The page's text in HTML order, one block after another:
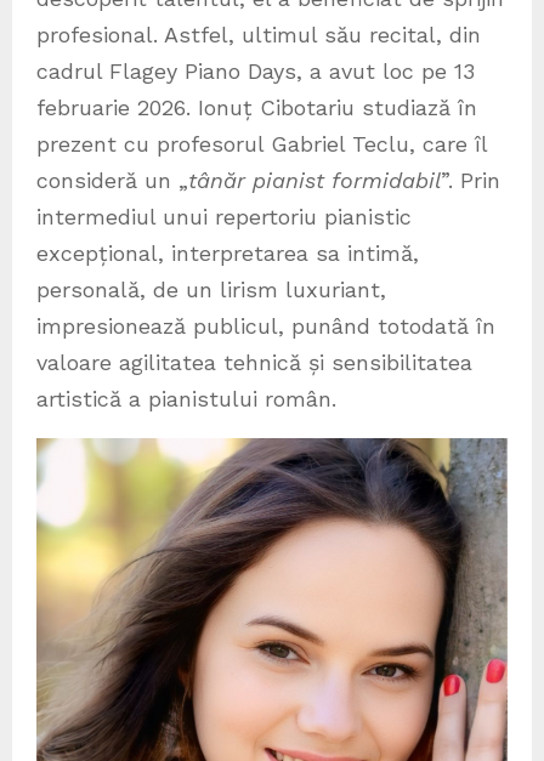
profesional. Astfel, ultimul său recital, din
cadrul Flagey Piano Days, a avut loc pe 13
februarie 2026. Ionuț Cibotariu studiază în
prezent cu profesorul Gabriel Teclu, care îl
consideră un „tânăr pianist formidabil”. Prin
intermediul unui repertoriu pianistic
excepțional, interpretarea sa intimă,
personală, de un lirism luxuriant,
impresionează publicul, punând totodată în
valoare agilitatea tehnică și sensibilitatea
artistică a pianistului român.